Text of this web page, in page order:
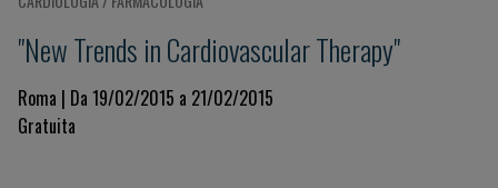
"New Trends in Cardiovascular Therapy"
Roma | Da 19/02/2015 a 21/02/2015
Gratuita